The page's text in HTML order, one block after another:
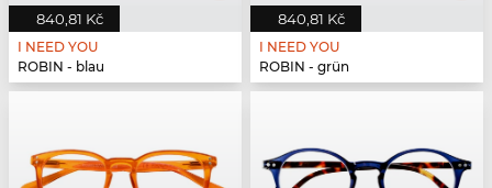
840,81 Kč
I NEED YOU
ROBIN - blau
840,81 Kč
I NEED YOU
ROBIN - grün